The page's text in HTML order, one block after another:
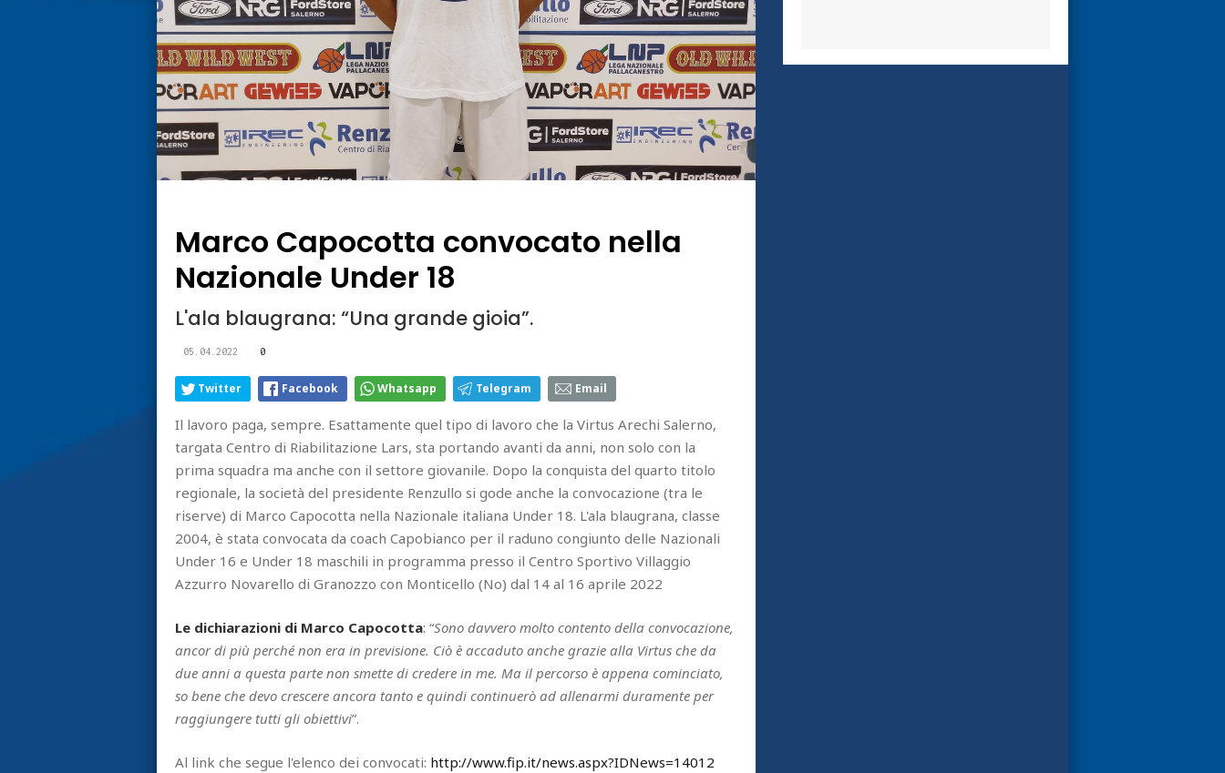
Marco Capocotta convocato nella
Nazionale Under 18
L'ala blaugrana: “Una grande gioia”.
05.04.2022 0
Twitter Facebook Whatsapp Telegram Email
Il lavoro paga, sempre. Esattamente quel tipo di lavoro che la Virtus Arechi Salerno,
targata Centro di Riabilitazione Lars, sta portando avanti da anni, non solo con la
prima squadra ma anche con il settore giovanile. Dopo la conquista del quarto titolo
regionale, la società del presidente Renzullo si gode anche la convocazione (tra le
riserve) di Marco Capocotta nella Nazionale italiana Under 18. L'ala blaugrana, classe
2004, è stata convocata da coach Capobianco per il raduno congiunto delle Nazionali
Under 16 e Under 18 maschili in programma presso il Centro Sportivo Villaggio
Azzurro Novarello di Granozzo con Monticello (No) dal 14 al 16 aprile 2022
Le dichiarazioni di Marco Capocotta: “Sono davvero molto contento della convocazione,
ancor di più perché non era in previsione. Ciò è accaduto anche grazie alla Virtus che da
due anni a questa parte non smette di credere in me. Ma il percorso è appena cominciato,
so bene che devo crescere ancora tanto e quindi continuerò ad allenarmi duramente per
raggiungere tutti gli obiettivi”.
Al link che segue l'elenco dei convocati: http://www.fip.it/news.aspx?IDNews=14012